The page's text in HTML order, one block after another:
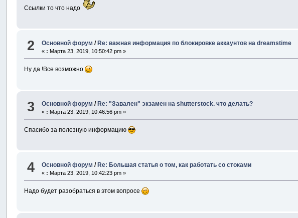
Ссылки то что надо
2 Основной форум /Re: важная информация по блокировке аккаунтов на dreamstime
« : Марта 23, 2019, 10:50:42 pm »
Ну да !Все возможно
3 Основной форум / Re: "Завален" экзамен на shutterstock. что делать?
« : Марта 23, 2019, 10:46:56 pm »
Спасибо за полезную информацию
4 Основной форум /Re: Большая статья о том, как работать со стоками
« : Марта 23, 2019, 10:42:23 pm »
Надо будет разобраться в этом вопросе